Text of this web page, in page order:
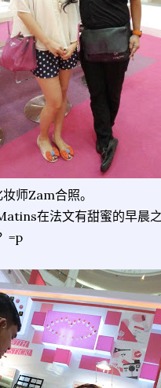
师Zam合照。
在法文有甜蜜的早晨
=p